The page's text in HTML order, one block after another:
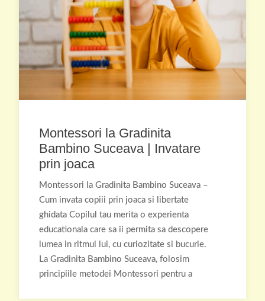
Montessori la Gradinita
Bambino Suceava | Invatare
prin joaca
Montessori la Gradinita Bambino Suceava –
Cum invata copiii prin joaca si libertate
ghidata Copilul tau merita o experienta
educationala care sa ii permita sa descopere
lumea in ritmul lui, cu curiozitate si bucurie.
La Gradinita Bambino Suceava, folosim
principiile metodei Montessori pentru a